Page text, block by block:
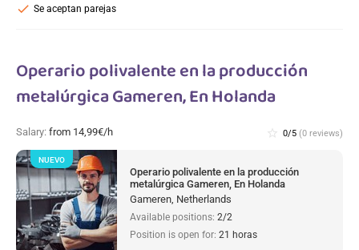
Se aceptan parejas
check
Operario polivalente en la producción
metalúrgica Gameren, En Holanda
Salary: from 14,99€/h star_border 0/5 (0 reviews)
Operario polivalente en la producción
metalúrgica Gameren, En Holanda
Gameren, Netherlands
Available positions: 2/2
Position is open for: 21 horas
NUEVO